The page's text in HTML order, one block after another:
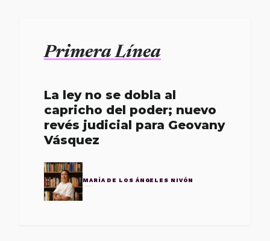
Primera Línea
La ley no se dobla al
capricho del poder; nuevo
revés judicial para Geovany
Vásquez
MARÍA DE LOS ÁNGELES NIVÓN